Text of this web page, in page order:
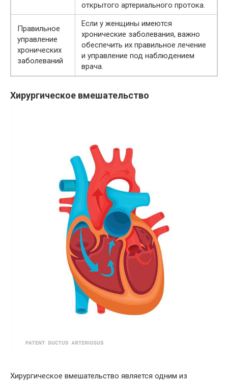
открытого артериального протока.
Правильное
управление
хронических
заболеваний
Если у женщины имеются
хронические заболевания, важно
обеспечить их правильное лечение
и управление под наблюдением
врача.
Хирургическое вмешательство
Хирургическое вмешательство является одним из